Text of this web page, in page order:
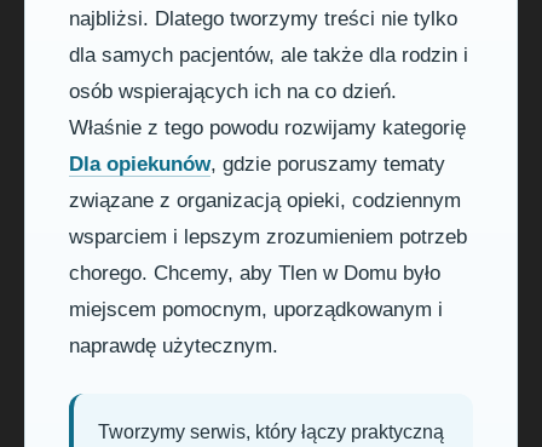
najbliżsi. Dlatego tworzymy treści nie tylko
dla samych pacjentów, ale także dla rodzin i
osób wspierających ich na co dzień.
Właśnie z tego powodu rozwijamy kategorię
Dla opiekunów, gdzie poruszamy tematy
związane z organizacją opieki, codziennym
wsparciem i lepszym zrozumieniem potrzeb
chorego. Chcemy, aby Tlen w Domu było
miejscem pomocnym, uporządkowanym i
naprawdę użytecznym.
Tworzymy serwis, który łączy praktyczną